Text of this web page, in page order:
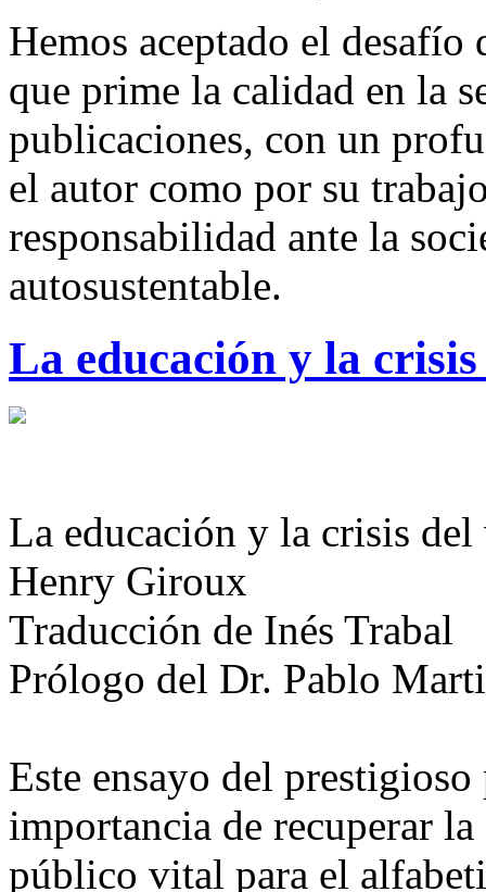
Hemos aceptado el
que prime la calidad en la
publicaciones, con un
el autor como por su
responsabilidad ante la
autosustentable.
La educación y la
La educación y la crisis
Henry Giroux
Traducción de Inés Trabal
Prólogo del Dr. Pablo
Este ensayo del
importancia de recuperar
público vital para el